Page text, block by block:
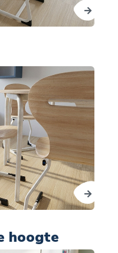
hoogte